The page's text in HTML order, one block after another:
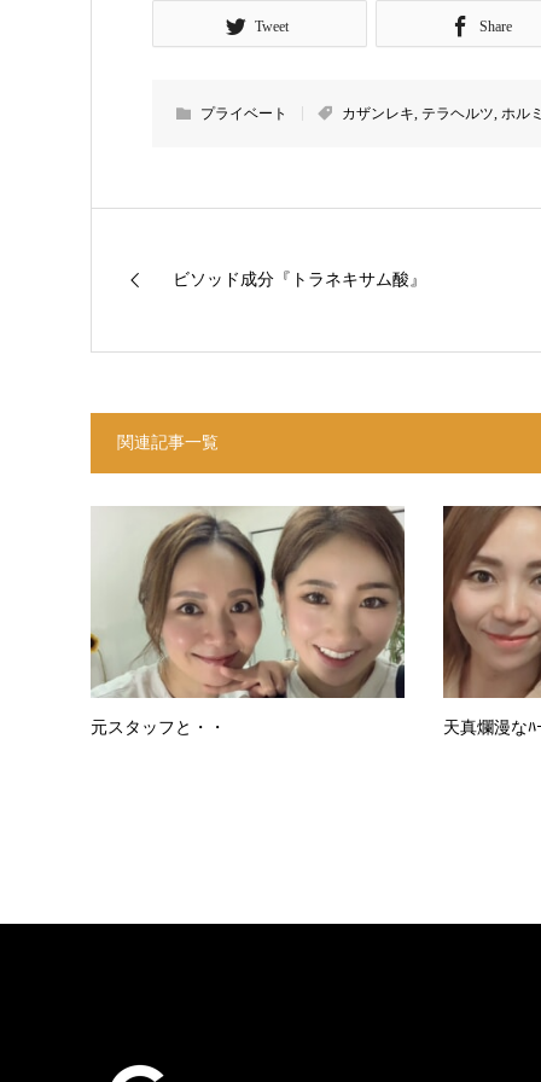
Tweet Share
プライベート カザンレキ, テラヘルツ, ホル
ビソッド成分『トラネキサム酸』
関連記事一覧
元スタッフと・・ 天真爛漫なﾊ